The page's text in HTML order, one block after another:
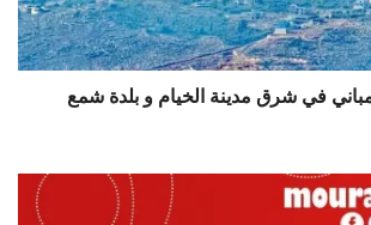
في شرق مدينة الخيام و بلدة شمع